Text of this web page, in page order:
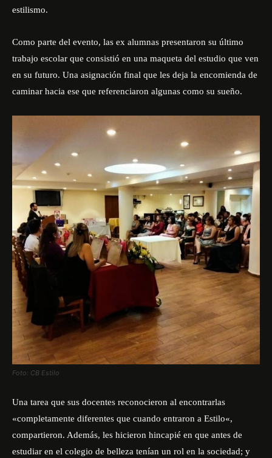
estilismo.
Como parte del evento, las ex alumnas presentaron su último
trabajo escolar que consistió en una maqueta del estudio que ven
en su futuro. Una asignación final que les deja la encomienda de
caminar hacia ese que referenciaron algunas como su sueño.
Foto: CB Estilo
Una tarea que sus docentes reconocieron al encontrarlas
«completamente diferentes que cuando entraron a Estilo«,
compartieron. Además, les hicieron hincapié en que antes de
estudiar en el colegio de belleza tenían un rol en la sociedad; y